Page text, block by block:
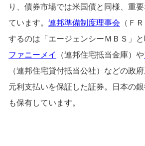
り、債券市場では米国債と同様、重
ています。 連邦準備制度理事会 （Ｆ
するのは「エージェンシーＭＢＳ」と
ファニーメイ （連邦住宅抵当金庫）や
（連邦住宅貸付抵当公社）などの政
元利支払いを保証した証券。日本の
も保有しています。